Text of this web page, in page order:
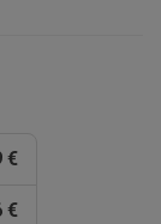
€
€